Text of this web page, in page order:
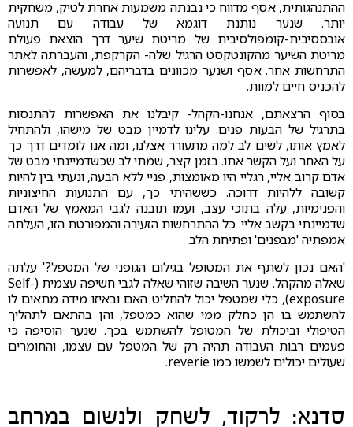
ההתנהגותית, אסף מדווח כי נבנתה משמעות אחרת לטיק, משחקית
יותר. שנער נותנת דוגמא של עבודה עם תנועה
אובססיבית-קומפולסיבית של מריטת שיער דרך הוצאת פעולת
מריטת השיער מהקונטקסט הרגיל שלה- הקרקפת, והעברתה לאתר
התרחשות אחר. אסף ושנער מכוונים בדבריהם, למעשה, לאפשרות
להכניס חיים למוות.
בסוף הרצאתם, אנחנו-הקהל- קיבלנו את האפשרות להתנסות
בתרגיל של הבעות פנים. עלינו לדמיין מבט של מישהו, ולהתחיל
לאמץ אותו, לשים לב למה מתעורר אצלנו, ומה אנו לומדים דרך כך
על האחר ועל הקשר אתו. בזמן קצר, שמתי לב שכשדמיינתי מבט של
אדם קרוב אליי, רגליי היו מאומצות, פניי ללא הבעה, ונעתי בין להיות
קשובה ללהיות דרוכה. כששהיתי כך, עם התנועות החיצוניות
והפנימיות, עלה בתוכי עצב, ועמו תובנה לגבי המאמץ של האדם
שדמיינתי בקשב אליי. כל ההתרחשות הזעירה והמפורטת הזו, העלתה
אמפתיה 'מבפנים' ופתיחת הלב.
'האם נכון לשתף את המטופל בגילום הגופני של המטפל?' עלתה
שאלה מהקהל. שנער השיבה שזוהי שאלה לגבי חשיפה עצמית (Self-
exposure), כלי שמטפל יכול להחליט האם ובאיזו מידה מתאים לו
להשתמש בו הן כחלק ממי שהוא כמטפל, והן בהתאם לתהליך
הטיפולי וביכולת של המטופל להשתמש בכך. שנער הוסיפה כי
פעמים רבות העבודה תהיה רק של המטפל עם עצמו, והחומרים
שעולים יכולים לשמשו כמו reverie.
סדנא: לרקוד, לשחק ולנשום במרחב